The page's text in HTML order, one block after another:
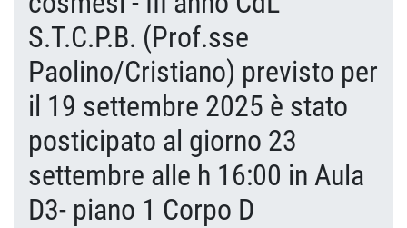
S.T.C.P.B. (Prof.sse
Paolino/Cristiano) previsto per
il 19 settembre 2025 è stato
posticipato al giorno 23
settembre alle h 16:00 in Aula
D3- piano 1 Corpo D